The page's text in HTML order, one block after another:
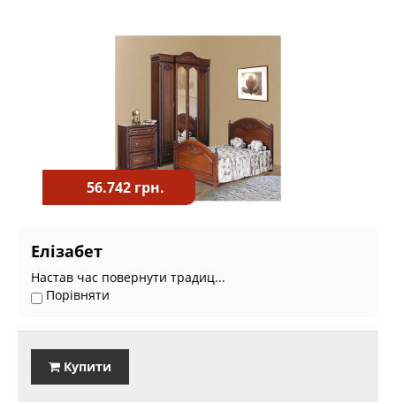
56.742 грн.
Елізабет
Настав час повернути традиц...
Порівняти
Купити